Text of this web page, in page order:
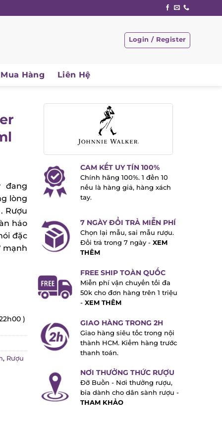
Login / Register
Mua Hàng Liên Hệ
lòng
hảo
đặc
)
Rượu
CAM KẾT UY TÍN 100%
Chính hãng 100%. 1 đền 10
nếu là hàng giả, hàng xách
tay.
7 NGÀY ĐỔI TRẢ MIỄN PHÍ
Chọn lại mẫu, sai mẫu rượu.
Đổi trả trong 7 ngày -XEM
THÊM
FREE SHIP TOÀN QUỐC
Miễn phí vận chuyển tối đa
50k cho đơn hàng trên 1 triệu
XEM THÊM
GIAO HÀNG TRONG 2H
Giao hàng siêu tốc trong nội
thành HCM. Kiểm hàng trước
thanh toán.
NƠI THƯỞNG THỨC RƯỢU
Đỡ Buồn - Nơi thưởng rượu,
bia dành cho dân sành rượu -
THAM KHẢO